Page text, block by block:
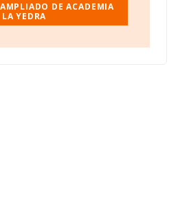
DE ACADEMIA
LA YEDRA